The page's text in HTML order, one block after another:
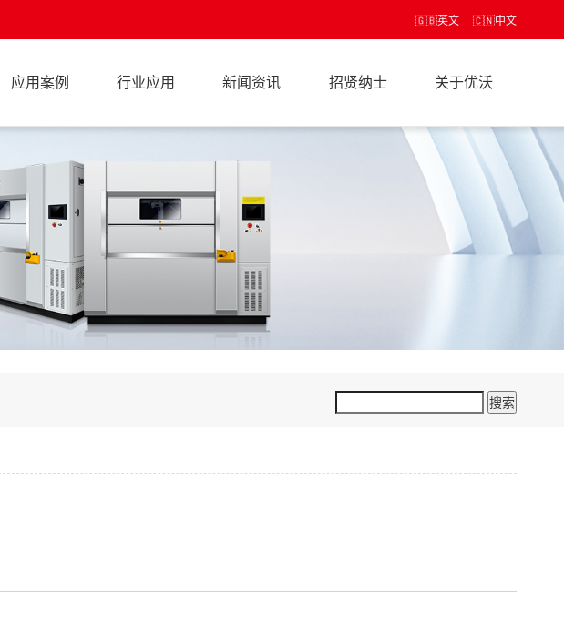
🇨🇳中文
🇬🇧英文
应用案例 行业应用 新闻资讯 招贤纳士 关于优沃